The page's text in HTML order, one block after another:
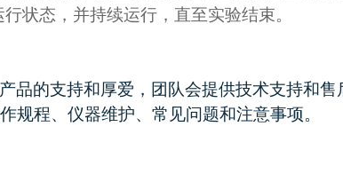
状态，并持续运行，直至实验结束。
品的支持和厚爱，团队会提供技术支持和
规程、仪器维护、常见问题和注意事项。